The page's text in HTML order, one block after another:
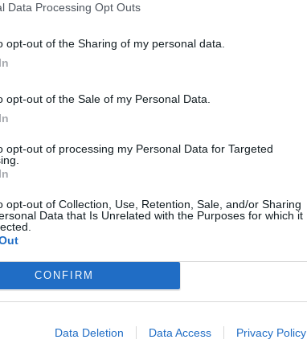
Data Processing Opt Outs
opt-out of the Sharing of my personal data.
opt-out of the Sale of my Personal Data.
opt-out of processing my Personal Data for Targeted
opt-out of Collection, Use, Retention, Sale, and/or Sharing
Data that Is Unrelated with the Purposes for which it
CONFIRM
Data Deletion Data Access Privacy Policy
fuente preferida de Google
de actualidad.
espididol
humano: seguridad y trazabilidad